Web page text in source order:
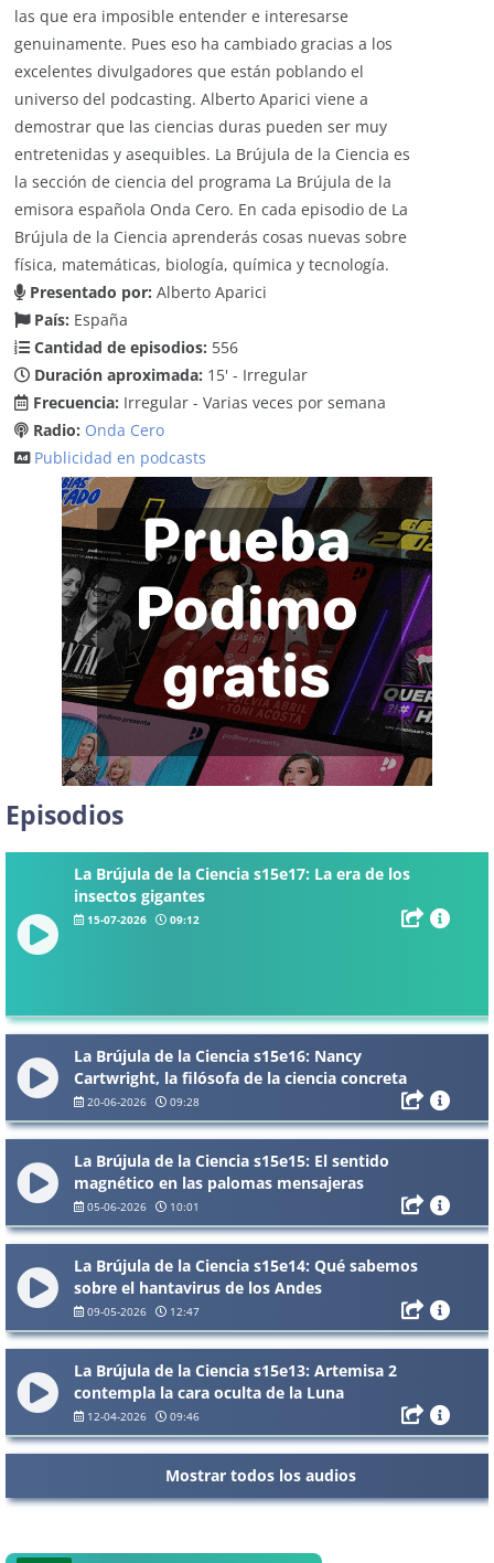
las que era imposible entender e interesarse
genuinamente. Pues eso ha cambiado gracias a los
excelentes divulgadores que están poblando el
universo del podcasting. Alberto Aparici viene a
demostrar que las ciencias duras pueden ser muy
entretenidas y asequibles. La Brújula de la Ciencia es
la sección de ciencia del programa La Brújula de la
emisora española Onda Cero. En cada episodio de La
Brújula de la Ciencia aprenderás cosas nuevas sobre
física, matemáticas, biología, química y tecnología.
Presentado por: Alberto Aparici
País: España
Cantidad de episodios: 556
Duración aproximada: 15' - Irregular
Frecuencia: Irregular - Varias veces por semana
Radio: Onda Cero
Publicidad en podcasts
Episodios
La Brújula de la Ciencia s15e17: La era de los
insectos gigantes
15-07-2026 09:12
La Brújula de la Ciencia s15e16: Nancy
Cartwright, la filósofa de la ciencia concreta
20-06-2026 09:28
La Brújula de la Ciencia s15e15: El sentido
magnético en las palomas mensajeras
05-06-2026 10:01
La Brújula de la Ciencia s15e14: Qué sabemos
sobre el hantavirus de los Andes
09-05-2026 12:47
La Brújula de la Ciencia s15e13: Artemisa 2
contempla la cara oculta de la Luna
12-04-2026 09:46
Mostrar todos los audios